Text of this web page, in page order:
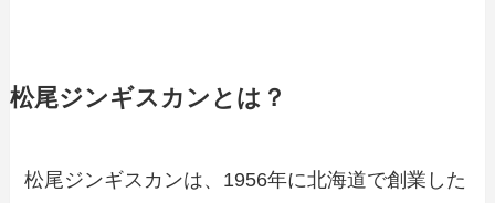
松尾ジンギスカンとは？
松尾ジンギスカンは、1956年に北海道で創業した